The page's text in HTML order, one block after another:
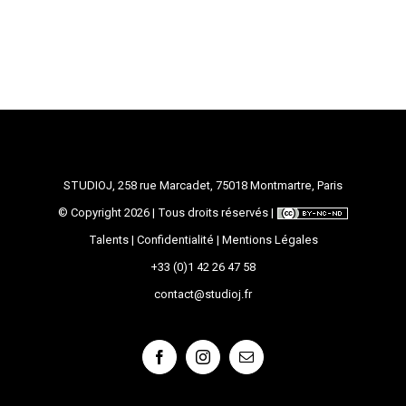
STUDIOJ, 258 rue Marcadet, 75018 Montmartre, Paris
© Copyright 2026 | Tous droits réservés |
Talents| Confidentialité | Mentions Légales
+33 (0)1 42 26 47 58
contact@studioj.fr
FacebookInstagramEmail